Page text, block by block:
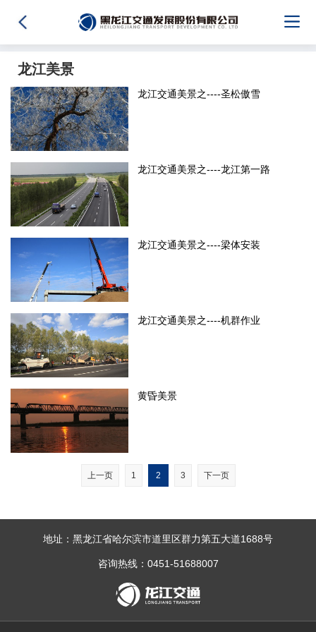
龙江美景
龙江交通美景之----圣松傲雪
龙江交通美景之----龙江第一路
龙江交通美景之----梁体安装
龙江交通美景之----机群作业
黄昏美景
上一页 1 2 3 下一页
地址：黑龙江省哈尔滨市道里区群力第五大道1688号
咨询热线：0451-51688007